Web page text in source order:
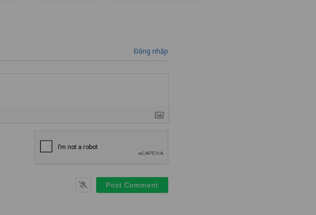
Đăng nhập